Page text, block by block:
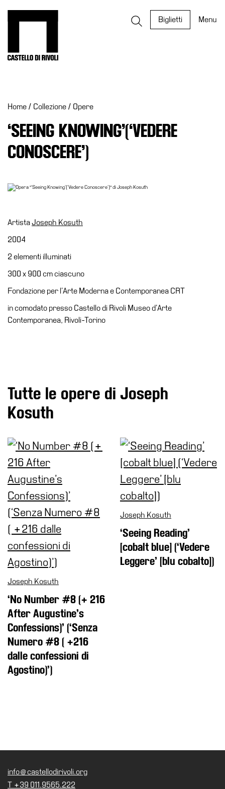
Biglietti Menu
Eventi
Archivi
Museo
Dipartimento
Educazione
Formazione
Visite
guidate
Summer
School
Progetti
Speciali
EN
Ricerca
Storia
sedi
Edificio
Castello
Manica
Lunga
Villa
Visita
Biglietti
Shop
Home / Collezione / Opere
‘SEEING KNOWING’(‘VEDERE
CONOSCERE’)
ArtistaJoseph Kosuth
2004
2 elementi illuminati
300 x 900 cm ciascuno
Fondazione per l’Arte Moderna e Contemporanea CRT
in comodato presso Castello di Rivoli Museo d’Arte
Contemporanea, Rivoli-Torino
Tutte le opere di Joseph
Kosuth
Joseph Kosuth
‘No Number #8 (+ 216
After Augustine’s
Confessions)’ (‘Senza
Numero #8 ( +216
dalle confessioni di
Agostino)’)
Joseph Kosuth
‘Seeing Reading’
[cobalt blue] (‘Vedere
Leggere’ [blu cobalto])
info@castellodirivoli.org
T +39 011.9565.222